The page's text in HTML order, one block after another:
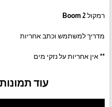
רמקול Boom 2
מדריך למשתמש וכתב אחריות
** אין אחריות על נזקי מים
עוד